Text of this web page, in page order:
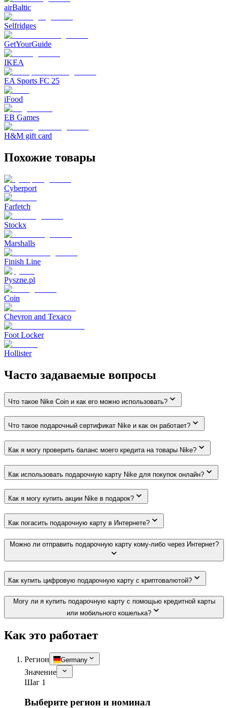
airBaltic
Selfridges
GetYourGuide
IKEA
EA Sports FC 25
iFood
EB Games
H&M gift card
Похожие товары
Cyberport
Farfetch
Stockx
Marshalls
Finish Line
Pyszne.pl
Coin
Chevron and Texaco
Foot Locker
Hollister
Часто задаваемые вопросы
Что такое Nike Coin и как его можно использовать?
Что такое подарочный сертификат Nike и как он работает?
Как я могу проверить баланс моего кредита на товары Nike?
Как использовать подарочную карту Nike для покупок онлайн?
Как я могу купить акции Nike в подарок?
Как погасить подарочную карту в Интернете?
Можно ли отправить подарочную карту кому-либо через Интернет?
Как купить цифровую подарочную карту с криптовалютой?
Могу ли я купить подарочную карту с помощью кредитной карты
или мобильного кошелька?
Как это работает
Регион Germany
Значение
Шаг 1
Выберите регион и номинал